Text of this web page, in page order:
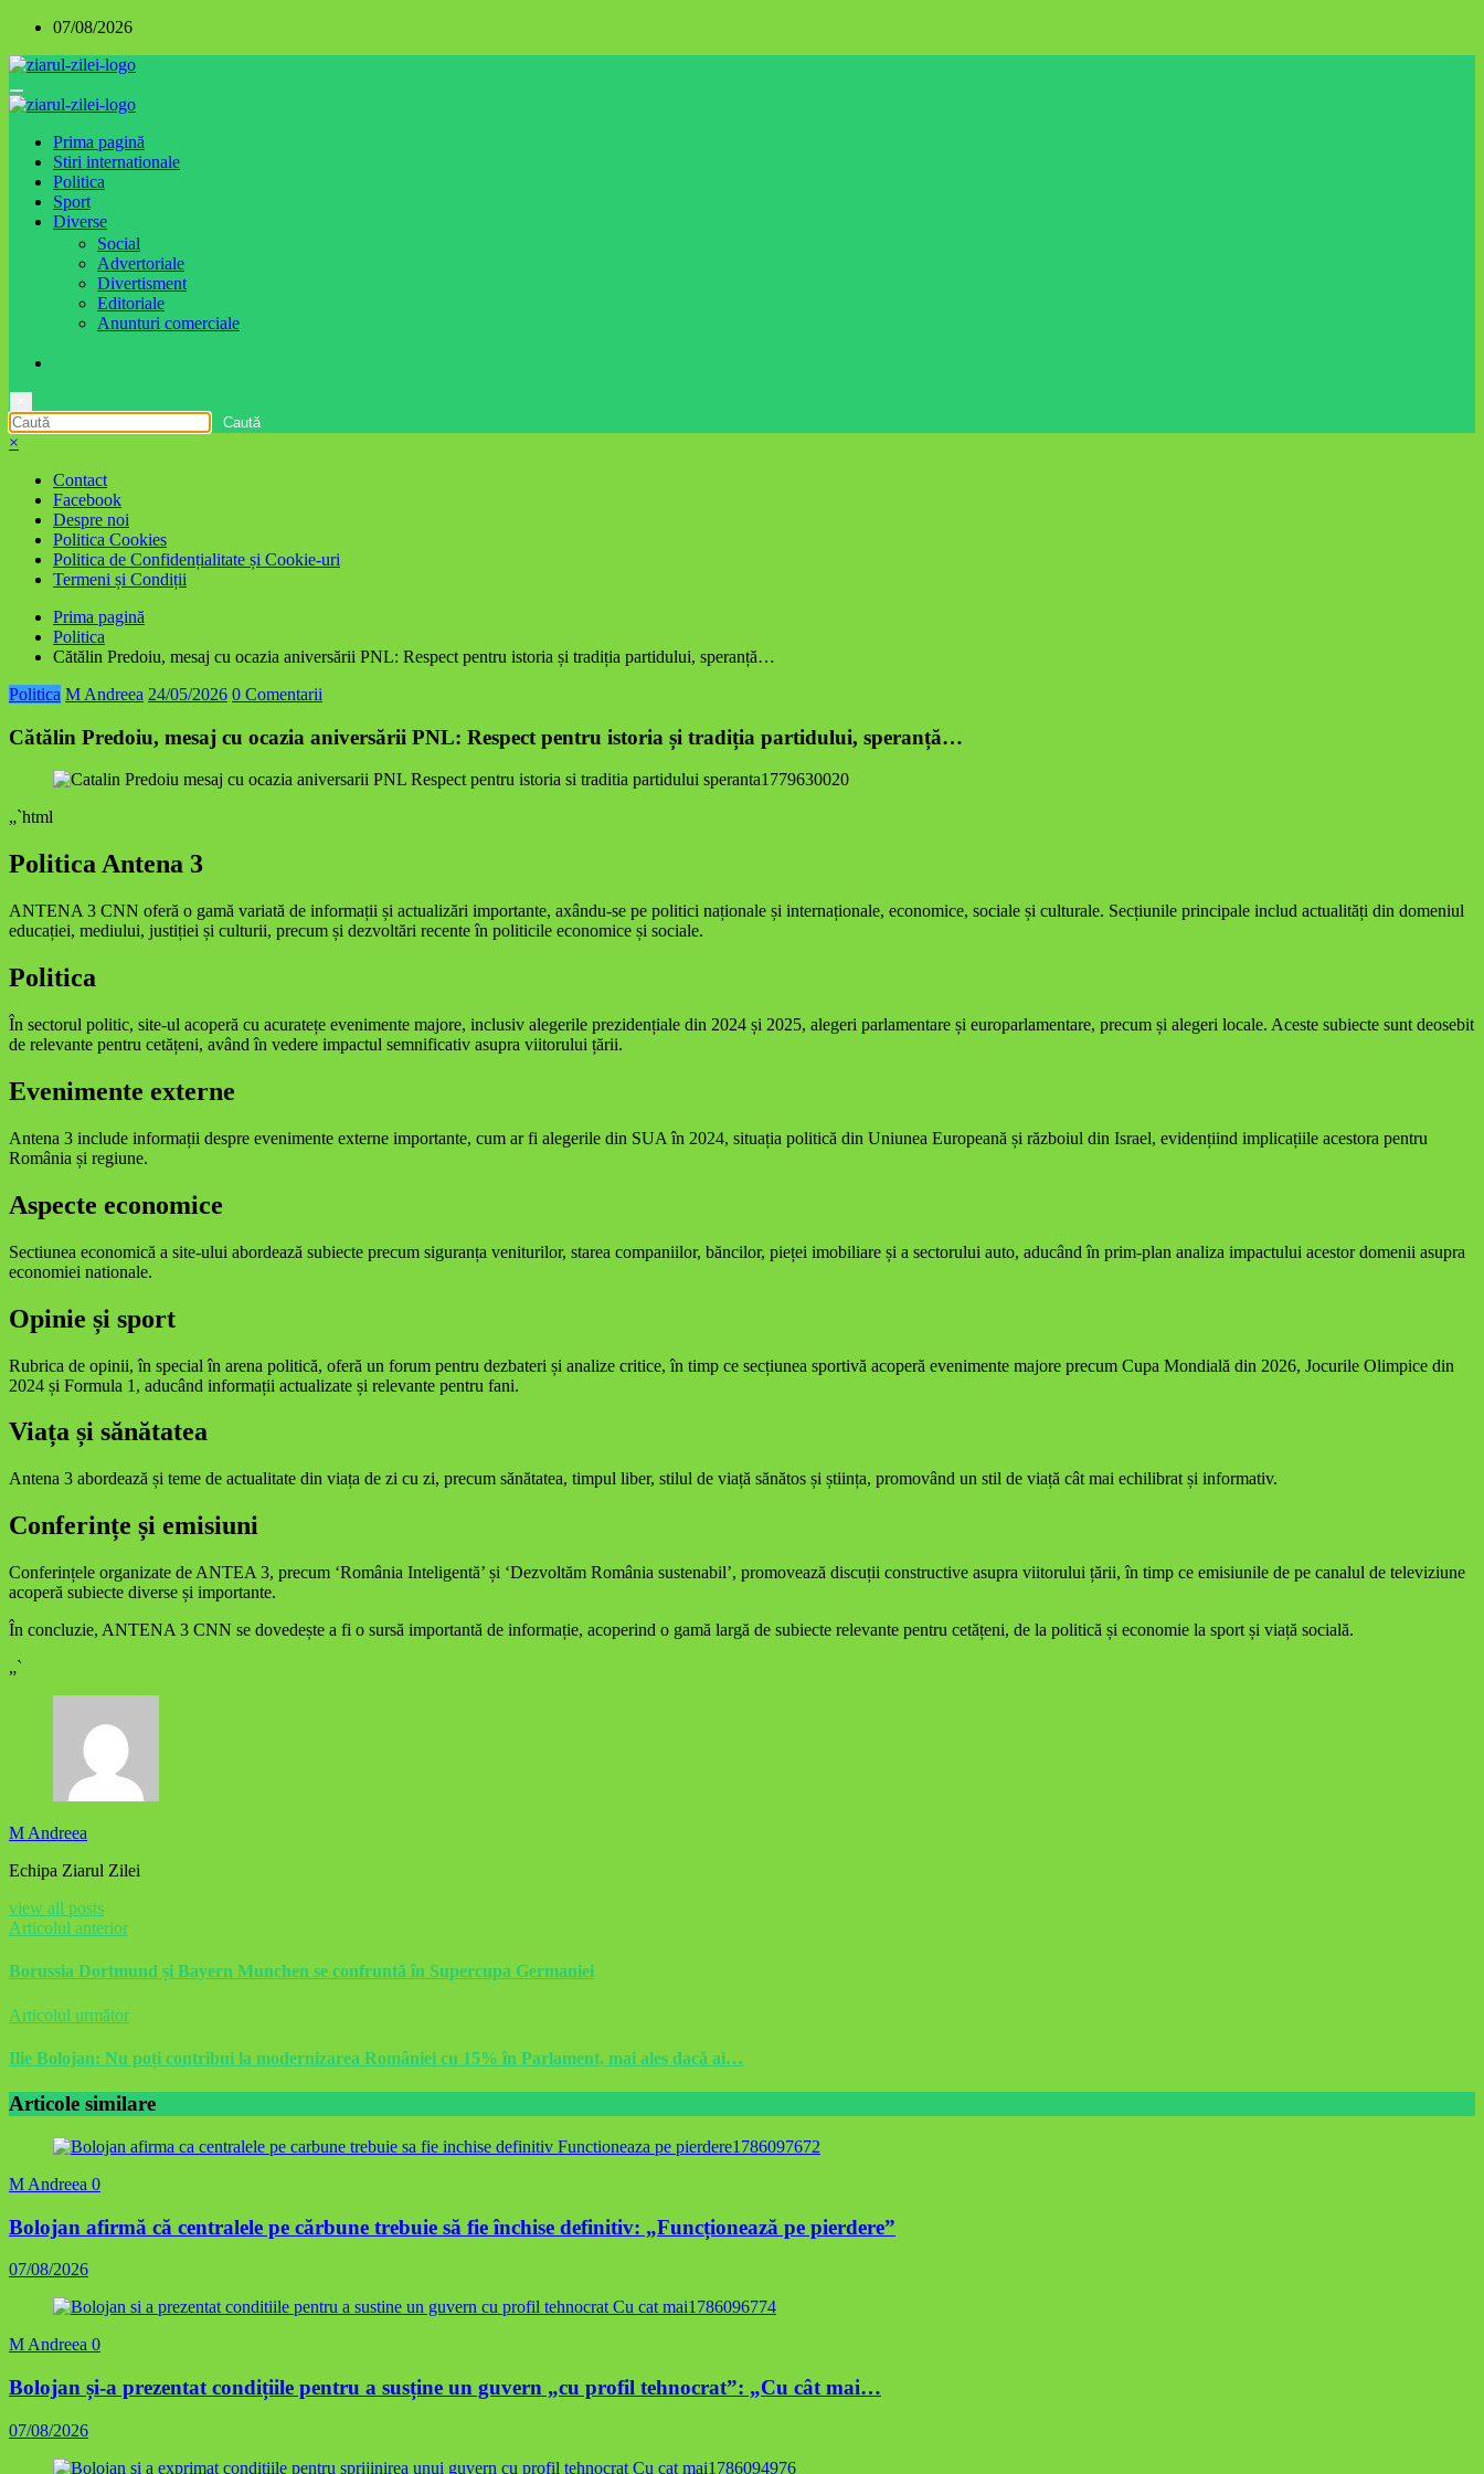
conținut
07/08/2026
Prima pagină
Stiri internationale
Politica
Sport
Diverse
Social
Advertoriale
Divertisment
Editoriale
Anunturi comerciale
×
Contact
Facebook
Despre noi
Politica Cookies
Politica de Confidențialitate și Cookie-uri
Termeni și Condiții
Prima pagină
Politica
Cătălin Predoiu, mesaj cu ocazia aniversării PNL: Respect pentru istoria și tradiția partidului, speranță…
Politica M Andreea 24/05/2026 0 Comentarii
Cătălin Predoiu, mesaj cu ocazia aniversării PNL: Respect pentru istoria și tradiția partidului, speranță…
„`html
Politica Antena 3
ANTENA 3 CNN oferă o gamă variată de informații și actualizări importante, axându-se pe politici naționale și internaționale, economice, sociale și culturale. Secțiunile principale includ actualități din domeniul
educației, mediului, justiției și culturii, precum și dezvoltări recente în politicile economice și sociale.
Politica
În sectorul politic, site-ul acoperă cu acuratețe evenimente majore, inclusiv alegerile prezidențiale din 2024 și 2025, alegeri parlamentare și europarlamentare, precum și alegeri locale. Aceste subiecte sunt deosebit
de relevante pentru cetățeni, având în vedere impactul semnificativ asupra viitorului țării.
Evenimente externe
Antena 3 include informații despre evenimente externe importante, cum ar fi alegerile din SUA în 2024, situația politică din Uniunea Europeană și războiul din Israel, evidențiind implicațiile acestora pentru
România și regiune.
Aspecte economice
Sectiunea economică a site-ului abordează subiecte precum siguranța veniturilor, starea companiilor, băncilor, pieței imobiliare și a sectorului auto, aducând în prim-plan analiza impactului acestor domenii asupra
economiei nationale.
Opinie și sport
Rubrica de opinii, în special în arena politică, oferă un forum pentru dezbateri și analize critice, în timp ce secțiunea sportivă acoperă evenimente majore precum Cupa Mondială din 2026, Jocurile Olimpice din
2024 și Formula 1, aducând informații actualizate și relevante pentru fani.
Viața și sănătatea
Antena 3 abordează și teme de actualitate din viața de zi cu zi, precum sănătatea, timpul liber, stilul de viață sănătos și știința, promovând un stil de viață cât mai echilibrat și informativ.
Conferințe și emisiuni
Conferințele organizate de ANTEA 3, precum ‘România Inteligentă’ și ‘Dezvoltăm România sustenabil’, promovează discuții constructive asupra viitorului țării, în timp ce emisiunile de pe canalul de televiziune
acoperă subiecte diverse și importante.
În concluzie, ANTENA 3 CNN se dovedește a fi o sursă importantă de informație, acoperind o gamă largă de subiecte relevante pentru cetățeni, de la politică și economie la sport și viață socială.
„`
M Andreea
Echipa Ziarul Zilei
view all posts
Articolul anterior
Borussia Dortmund și Bayern Munchen se confruntă în Supercupa Germaniei
Articolul următor
Ilie Bolojan: Nu poți contribui la modernizarea României cu 15% în Parlament, mai ales dacă ai…
Articole similare
M Andreea 0
Bolojan afirmă că centralele pe cărbune trebuie să fie închise definitiv: „Funcționează pe pierdere”
07/08/2026
M Andreea 0
Bolojan și-a prezentat condițiile pentru a susține un guvern „cu profil tehnocrat”: „Cu cât mai…
07/08/2026